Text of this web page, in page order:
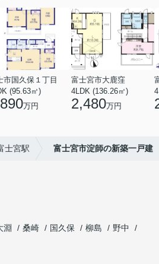
市国久保１丁目
(95.63㎡)
万円
富士宮市大鹿窪
4LDK (136.26㎡)
2,480万円
士宮駅 富士宮市淀師の新築一戸建
淵 桑崎 国久保 柳島
野中